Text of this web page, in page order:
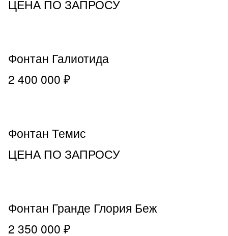
ЦЕНА ПО ЗАПРОСУ
Фонтан Галиотида
2 400 000 ₽
Фонтан Темис
ЦЕНА ПО ЗАПРОСУ
Фонтан Гранде Глория Беж
2 350 000 ₽